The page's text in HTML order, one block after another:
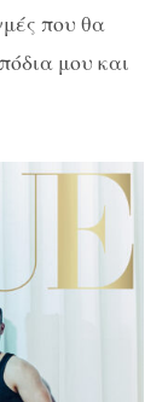
που θα
μου και